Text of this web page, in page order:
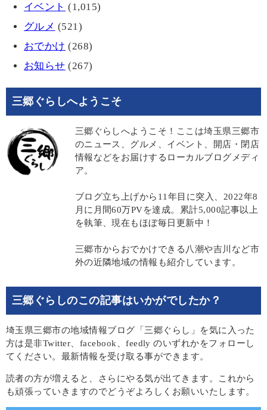
イベント (1,015)
グルメ (521)
おでかけ (268)
お知らせ (267)
三郷ぐらしへようこそ
三郷ぐらしへようこそ！ここは埼玉県三郷市
のニュース、グルメ、イベント、開店・閉店
情報などをお届けするローカルブログメディ
ア。
ブログ立ち上げから11年目に突入、2022年8
月に月間60万PVを達成。累計5,000記事以上
を執筆、現在もほぼ毎日更新中！
三郷市からおでかけできる八潮や吉川など市
外の近隣地域の情報も紹介しています。
三郷ぐらしのこの記事はいかがでしたか？
埼玉県三郷市の地域情報ブログ「三郷ぐらし」を気に入った
方は是非Twitter、facebook、feedly のいずれかをフォローし
てください。最新情報を受け取る事ができます。
読者の方が増えると、さらにやる気が出てきます。これから
も頑張っていきますのでどうぞよろしくお願いいたします。